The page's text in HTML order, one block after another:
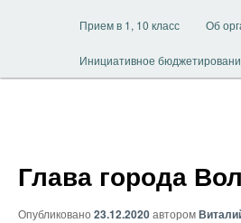
Прием в 1, 10 класс Об
Инициативное
Глава города
Опубликовано 23.12.2020автором